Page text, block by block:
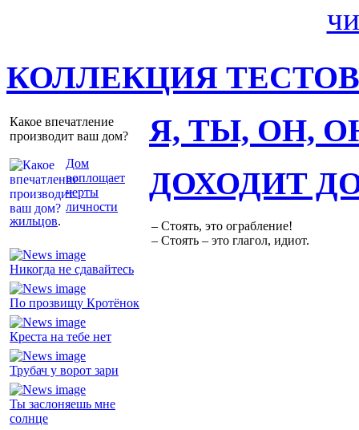
КОЛЛЕКЦИЯ ТЕСТОВ
Какое впечатление
производит ваш дом?
Дом
воплощает
черты
личности
жильцов.
Я, ТЫ, ОН,
Никогда не сдавайтесь
По прозвищу Кротёнок
Креста на тебе нет
Трубач у ворот зари
Ты заслоняешь мне
солнце
ДОХОДИТ
– Стоять, это ограбление!
– Стоять – это глагол, идиот.